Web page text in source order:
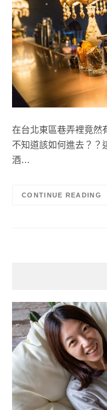
在台北東區巷弄裡竟然
不知道該如何進去？？
酒…
CONTINUE READING